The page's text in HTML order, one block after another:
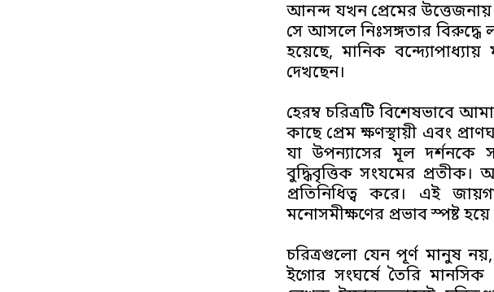
আনন্দ যখন প্রেমের
সে আসলে নিঃসঙ্গতার
হয়েছে, মানিক
দেখছেন।
হেরম্ব চরিত্রটি বিশেষভাবে
কাছে প্রেম ক্ষণস্থায়ী এবং
যা উপন্যাসের মূল দর্শনকে
বুদ্ধিবৃত্তিক সংযমের
প্রতিনিধিত্ব করে। এই
মনোসমীক্ষণের প্রভাব স্পষ্ট হয়ে
চরিত্রগুলো যেন পূর্ণ মানুষ
ইগোর সংঘর্ষে তৈরি